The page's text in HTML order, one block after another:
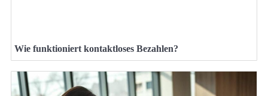
Wie funktioniert kontaktloses Bezahlen?